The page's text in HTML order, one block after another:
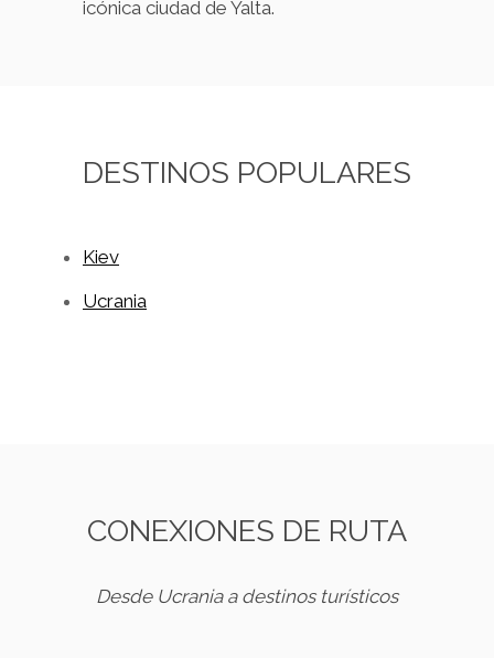
icónica ciudad de Yalta.
DESTINOS POPULARES
Kiev
Ucrania
CONEXIONES DE RUTA
Desde Ucrania a destinos turísticos